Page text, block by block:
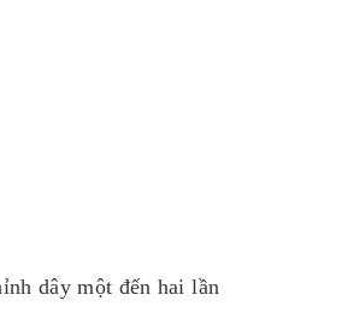
dây một đến hai lần